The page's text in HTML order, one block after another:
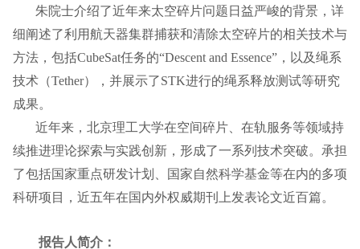
朱院士介绍了近年来太空碎片问题日益严峻的背景，详
细阐述了利用航天器集群捕获和清除太空碎片的相关技术与
方法，包括CubeSat任务的“Descent and Essence”，以及绳系
技术（Tether），并展示了STK进行的绳系释放测试等研究
成果。
近年来，北京理工大学在空间碎片、在轨服务等领域持
续推进理论探索与实践创新，形成了一系列技术突破。承担
了包括国家重点研发计划、国家自然科学基金等在内的多项
科研项目，近五年在国内外权威期刊上发表论文近百篇。
报告人简介：